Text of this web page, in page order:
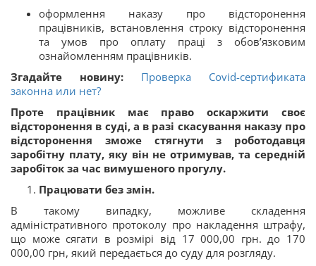
оформлення наказу про відсторонення
працівників, встановлення строку відсторонення
та умов про оплату праці з обов’язковим
ознайомленням працівників.
Згадайте новину:
Проверка Covid-сертификата
законна или нет?
Проте працівник має право оскаржити своє
відсторонення в суді, а в разі скасування наказу про
відсторонення зможе стягнути з роботодавця
заробітну плату, яку він не отримував, та середній
заробіток за час вимушеного прогулу.
Працювати без змін.
В
такому випадку, можливе складення
адміністративного протоколу про накладення штрафу,
що може сягати в розмірі від 17 000,00 грн. до 170
000,00 грн, який передається до суду для розгляду.